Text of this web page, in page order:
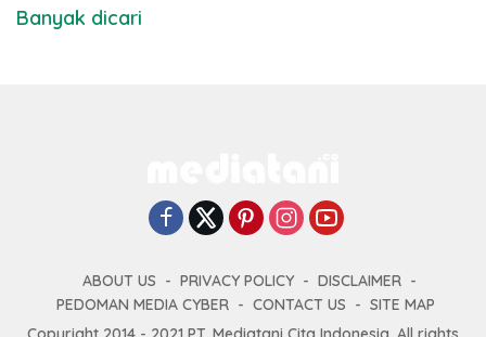
Banyak dicari
ABOUT US PRIVACY POLICY
DISCLAIMER
PEDOMAN MEDIA CYBER
CONTACT US
SITE MAP